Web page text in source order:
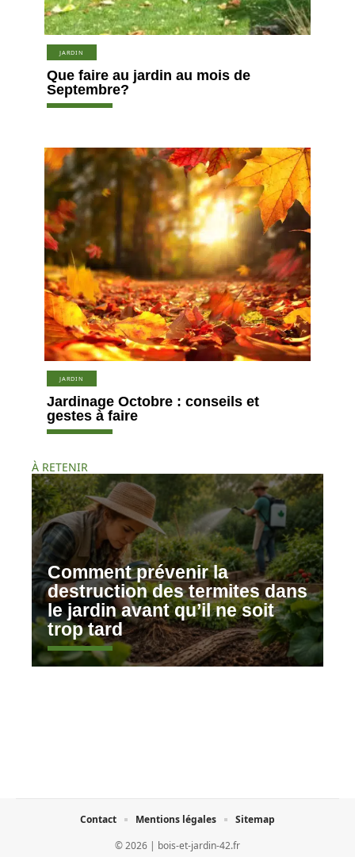
JARDIN
Que faire au jardin au mois de
Septembre?
JARDIN
Jardinage Octobre : conseils et
gestes à faire
À RETENIR
Comment prévenir la
destruction des termites dans
le jardin avant qu’il ne soit
trop tard
© 2026 | bois-et-jardin-42.fr
Contact Mentions légales Sitemap